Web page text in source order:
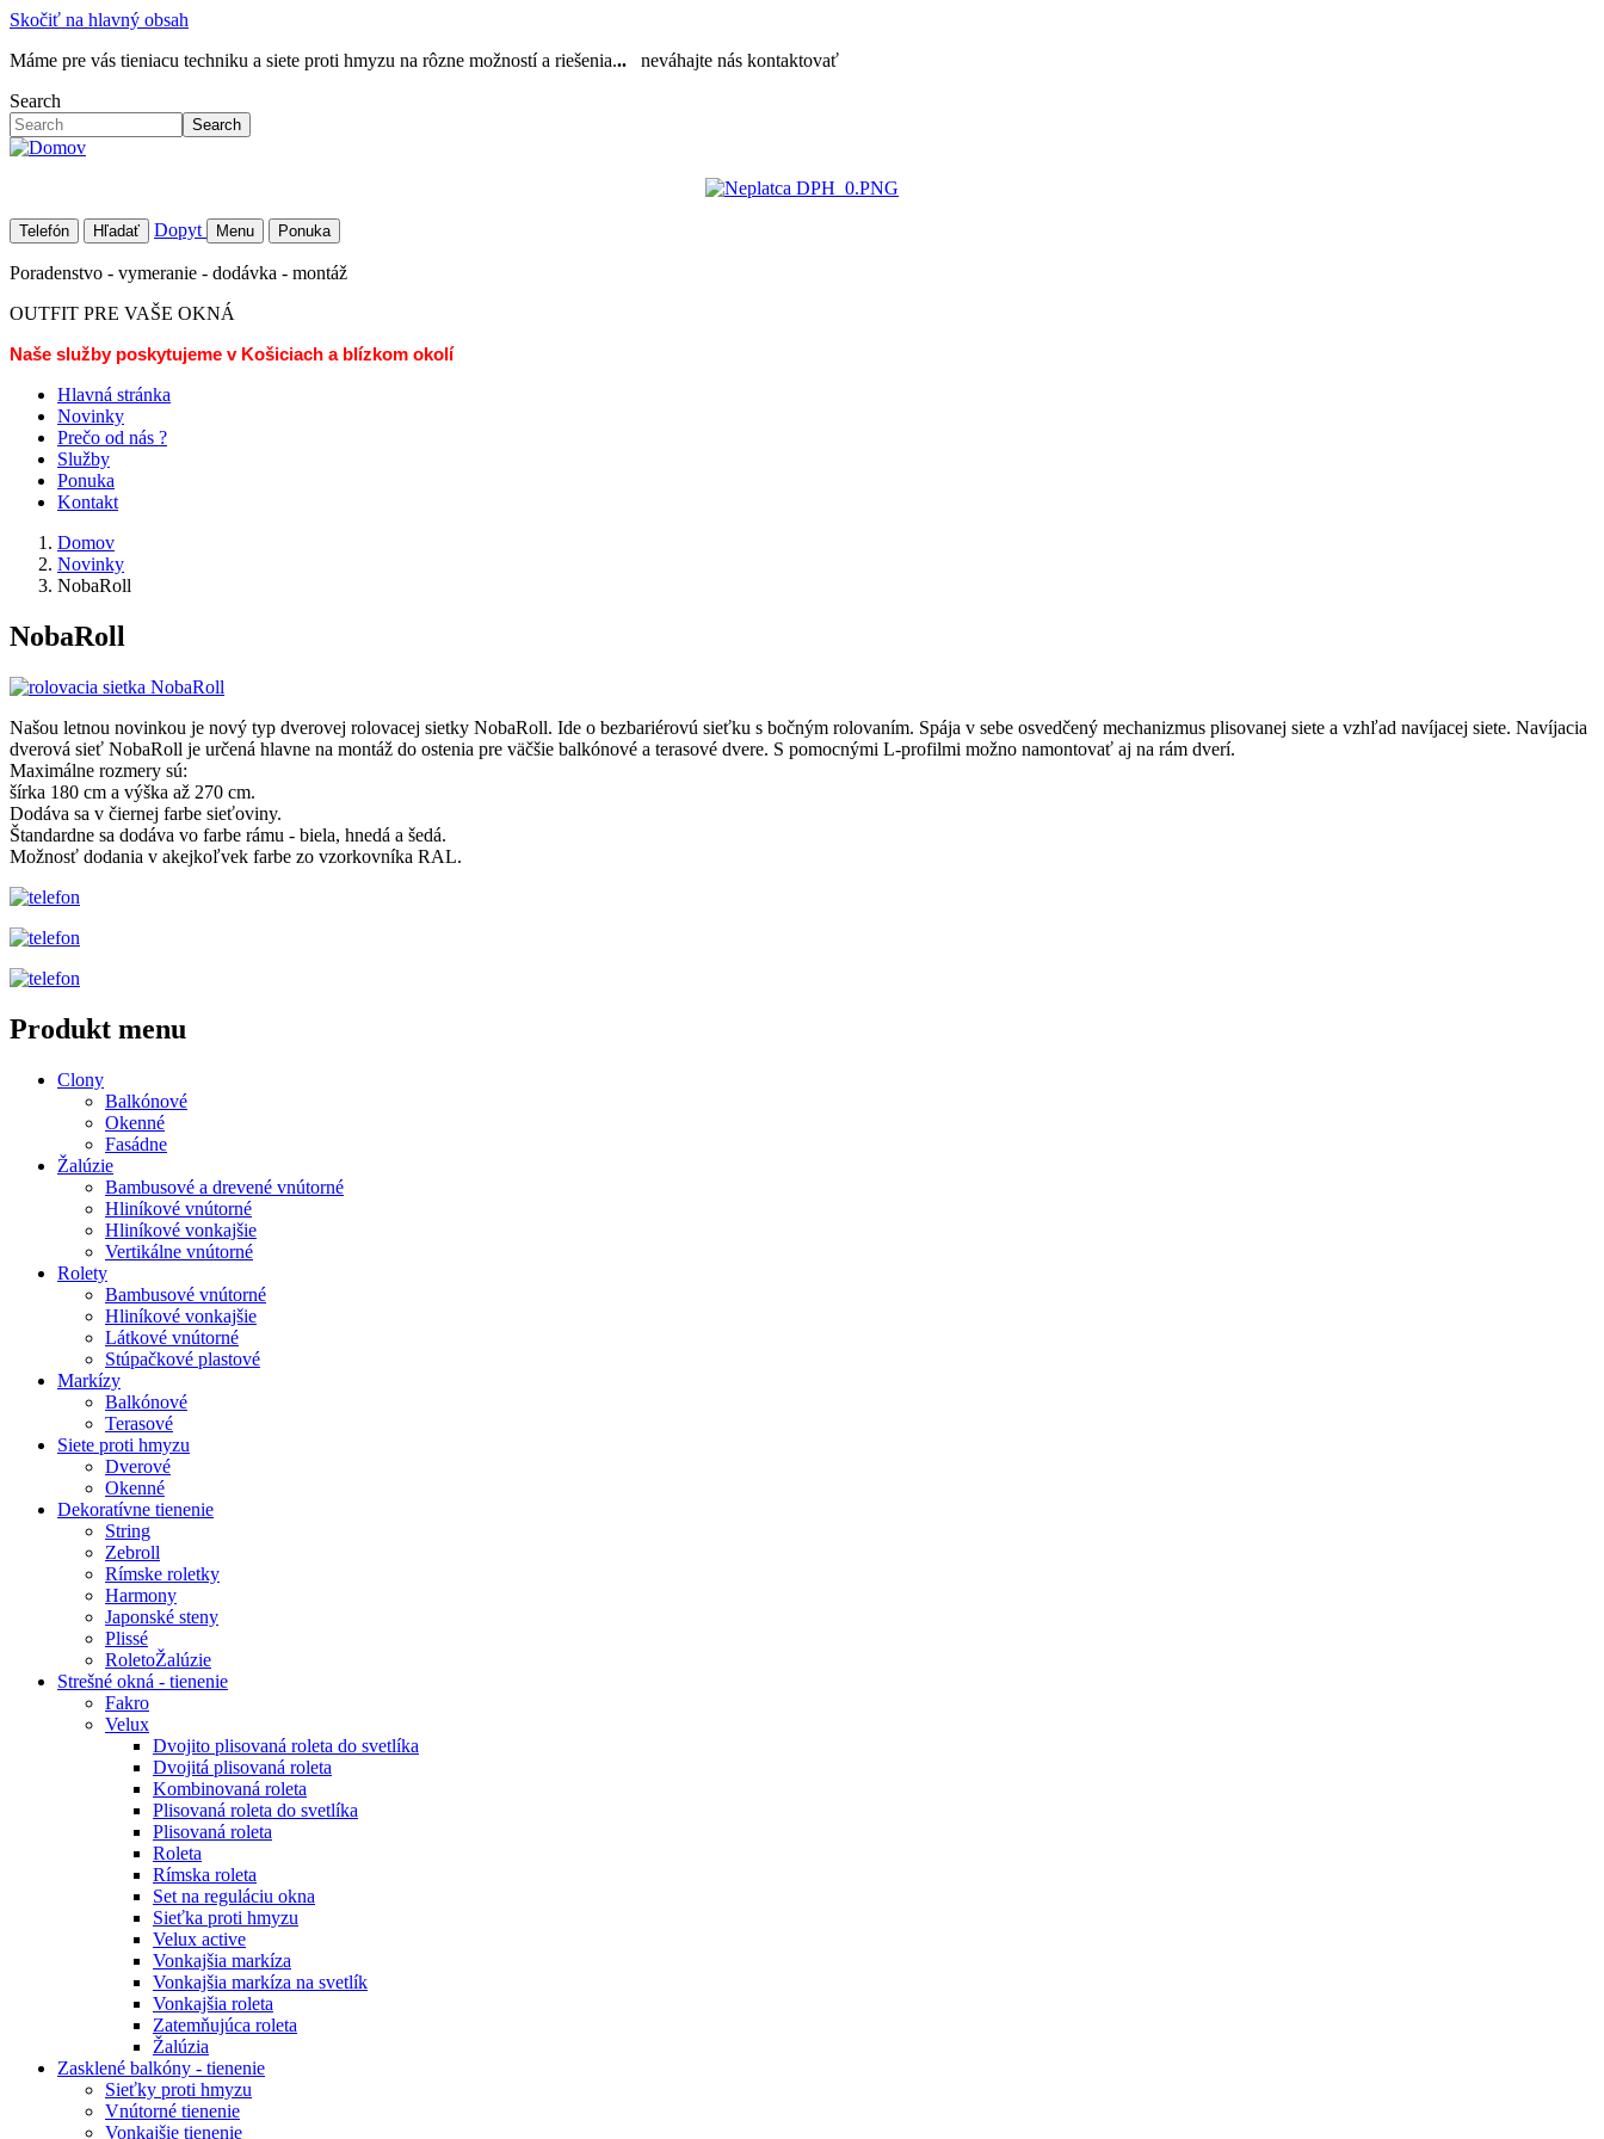
Skočiť na hlavný obsah
Máme pre vás tieniacu techniku a siete proti hmyzu na rôzne možností a riešenia...
neváhajte nás kontaktovať
Search
Search
Telefón Hľadať Dopyt Menu Ponuka
Poradenstvo - vymeranie - dodávka - montáž
OUTFIT PRE VAŠE OKNÁ
Naše služby poskytujeme v Košiciach a blízkom okolí
Hlavná stránka
Novinky
Prečo od nás ?
Služby
Ponuka
Kontakt
Domov
Novinky
NobaRoll
NobaRoll
Našou letnou novinkou je nový typ dverovej rolovacej sietky NobaRoll. Ide o bezbariérovú sieťku s bočným rolovaním. Spája v sebe osvedčený mechanizmus plisovanej siete a vzhľad navíjacej siete. Navíjacia
dverová sieť NobaRoll je určená hlavne na montáž do ostenia pre väčšie balkónové a terasové dvere. S pomocnými L-profilmi možno namontovať aj na rám dverí.
Maximálne rozmery sú:
šírka 180 cm a výška až 270 cm.
Dodáva sa v čiernej farbe sieťoviny.
Štandardne sa dodáva vo farbe rámu - biela, hnedá a šedá.
Možnosť dodania v akejkoľvek farbe zo vzorkovníka RAL.
Produkt menu
Clony
Balkónové
Okenné
Fasádne
Žalúzie
Bambusové a drevené vnútorné
Hliníkové vnútorné
Hliníkové vonkajšie
Vertikálne vnútorné
Rolety
Bambusové vnútorné
Hliníkové vonkajšie
Látkové vnútorné
Stúpačkové plastové
Markízy
Balkónové
Terasové
Siete proti hmyzu
Dverové
Okenné
Dekoratívne tienenie
String
Zebroll
Rímske roletky
Harmony
Japonské steny
Plissé
RoletoŽalúzie
Strešné okná - tienenie
Fakro
Velux
Dvojito plisovaná roleta do svetlíka
Dvojitá plisovaná roleta
Kombinovaná roleta
Plisovaná roleta do svetlíka
Plisovaná roleta
Roleta
Rímska roleta
Set na reguláciu okna
Sieťka proti hmyzu
Velux active
Vonkajšia markíza
Vonkajšia markíza na svetlík
Vonkajšia roleta
Zatemňujúca roleta
Žalúzia
Zasklené balkóny - tienenie
Sieťky proti hmyzu
Vnútorné tienenie
Vonkajšie tienenie